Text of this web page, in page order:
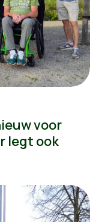
voor
legt ook